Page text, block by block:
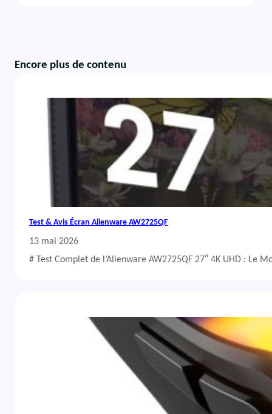
Encore plus de contenu
Test & Avis Écran Alienware AW2725QF
13 mai 2026
# Test Complet de l’Alienware AW2725QF 27″ 4K UHD : Le